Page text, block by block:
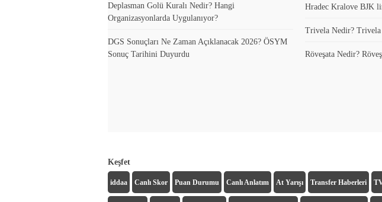
Deplasman Golü Kuralı Nedir? Hangi
Organizasyonlarda Uygulanıyor?
DGS Sonuçları Ne Zaman Açıklanacak 2026? ÖSYM
Sonuç Tarihini Duyurdu
Hradec Kralove BJK
Trivela Nedir? Trivela
Röveşata Nedir?
Keşfet
iddaa Canlı Skor Puan Durumu Canlı Anlatım At Yarışı Transfer Haberleri